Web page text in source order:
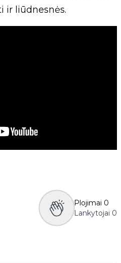
ir liūdnesnės.
Plojimai 0
Lankytojai 0